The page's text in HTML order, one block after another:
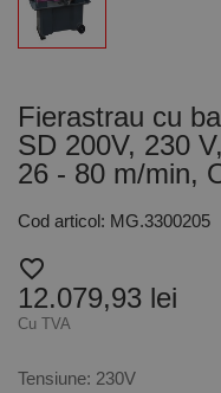
Fierastrau cu
SD 200V, 230
26 - 80 m/min,
Cod articol: MG.3300205
favorite_border
12.079,93 lei
Cu TVA
Tensiune: 230V